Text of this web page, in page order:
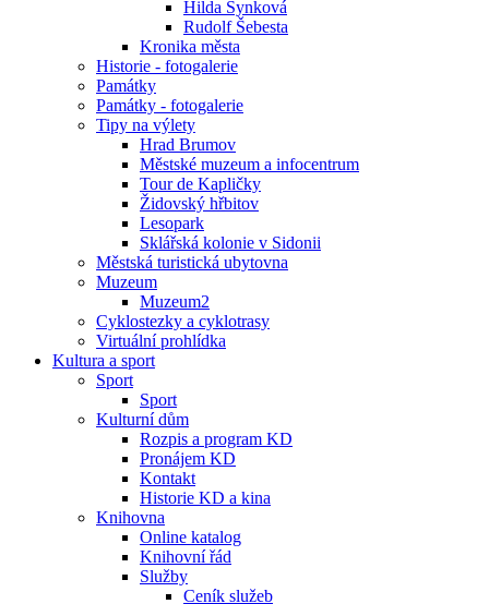
Hilda Synková
Rudolf Šebesta
Kronika města
Historie - fotogalerie
Památky
Památky - fotogalerie
Tipy na výlety
Hrad Brumov
Městské muzeum a infocentrum
Tour de Kapličky
Židovský hřbitov
Lesopark
Sklářská kolonie v Sidonii
Městská turistická ubytovna
Muzeum
Muzeum2
Cyklostezky a cyklotrasy
Virtuální prohlídka
Kultura a sport
Sport
Sport
Kulturní dům
Rozpis a program KD
Pronájem KD
Kontakt
Historie KD a kina
Knihovna
Online katalog
Knihovní řád
Služby
Ceník služeb